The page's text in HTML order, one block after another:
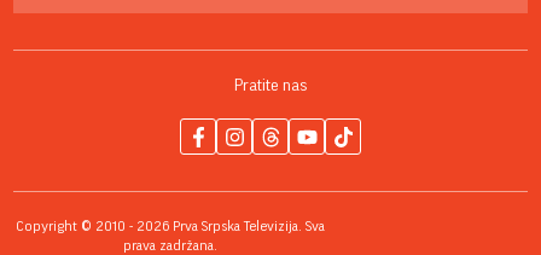
Pratite nas
Copyright © 2010 - 2026 Prva Srpska Televizija. Sva
prava zadržana.